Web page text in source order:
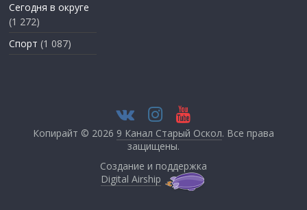
Сегодня в округе
(1 272)
Спорт (1 087)
Копирайт © 2026 9 Канал Старый Оскол. Все права
защищены.
Создание и поддержка
Digital Airship